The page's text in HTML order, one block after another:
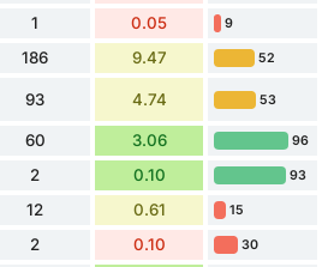
1 0.05 9
186 9.47 52
93 4.74 53
60 3.06 96
2 0.10 93
12 0.61 15
2 0.10 30